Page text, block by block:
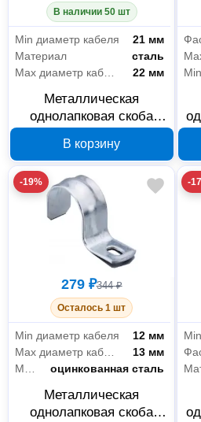
В наличии 50 шт
Min диаметр кабеля
21 мм
Материал
сталь
22 мм
Металлическая
однолапковая скоба
мм для монтажного
пистолета PR08.2755
В корзину
-19%
279 ₽344 ₽
Осталось 1 шт
Min диаметр кабеля
12 мм
13 мм
оцинкованная сталь
Металлическая
однолапковая скоба
-